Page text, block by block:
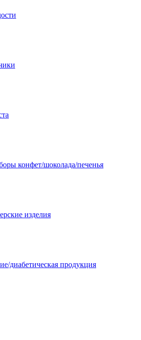
конфет/шоколада/печенья
изделия
диабетическая продукция